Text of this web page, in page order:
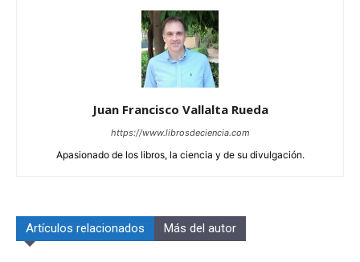
Juan Francisco Vallalta Rueda
https://www.librosdeciencia.com
Apasionado de los libros, la ciencia y de su divulgación.
Artículos relacionados Más del autor